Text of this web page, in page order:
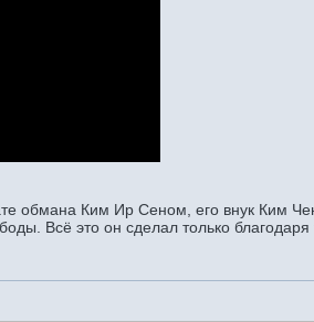
обмана Ким Ир Сеном, его внук Ким
Всё это он сделал только благодаря